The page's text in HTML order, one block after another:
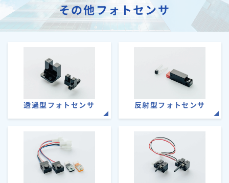
その他フォトセンサ
透過型フォトセンサ 反射型フォトセンサ